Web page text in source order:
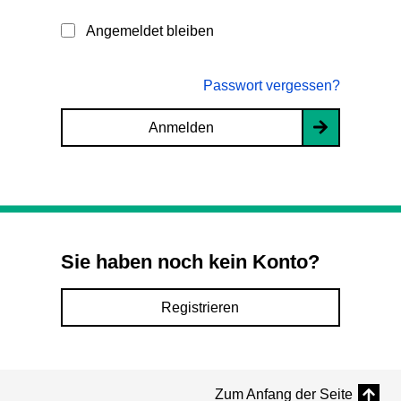
Angemeldet bleiben
Passwort vergessen?
Anmelden
Sie haben noch kein Konto?
Registrieren
Zum Anfang der Seite